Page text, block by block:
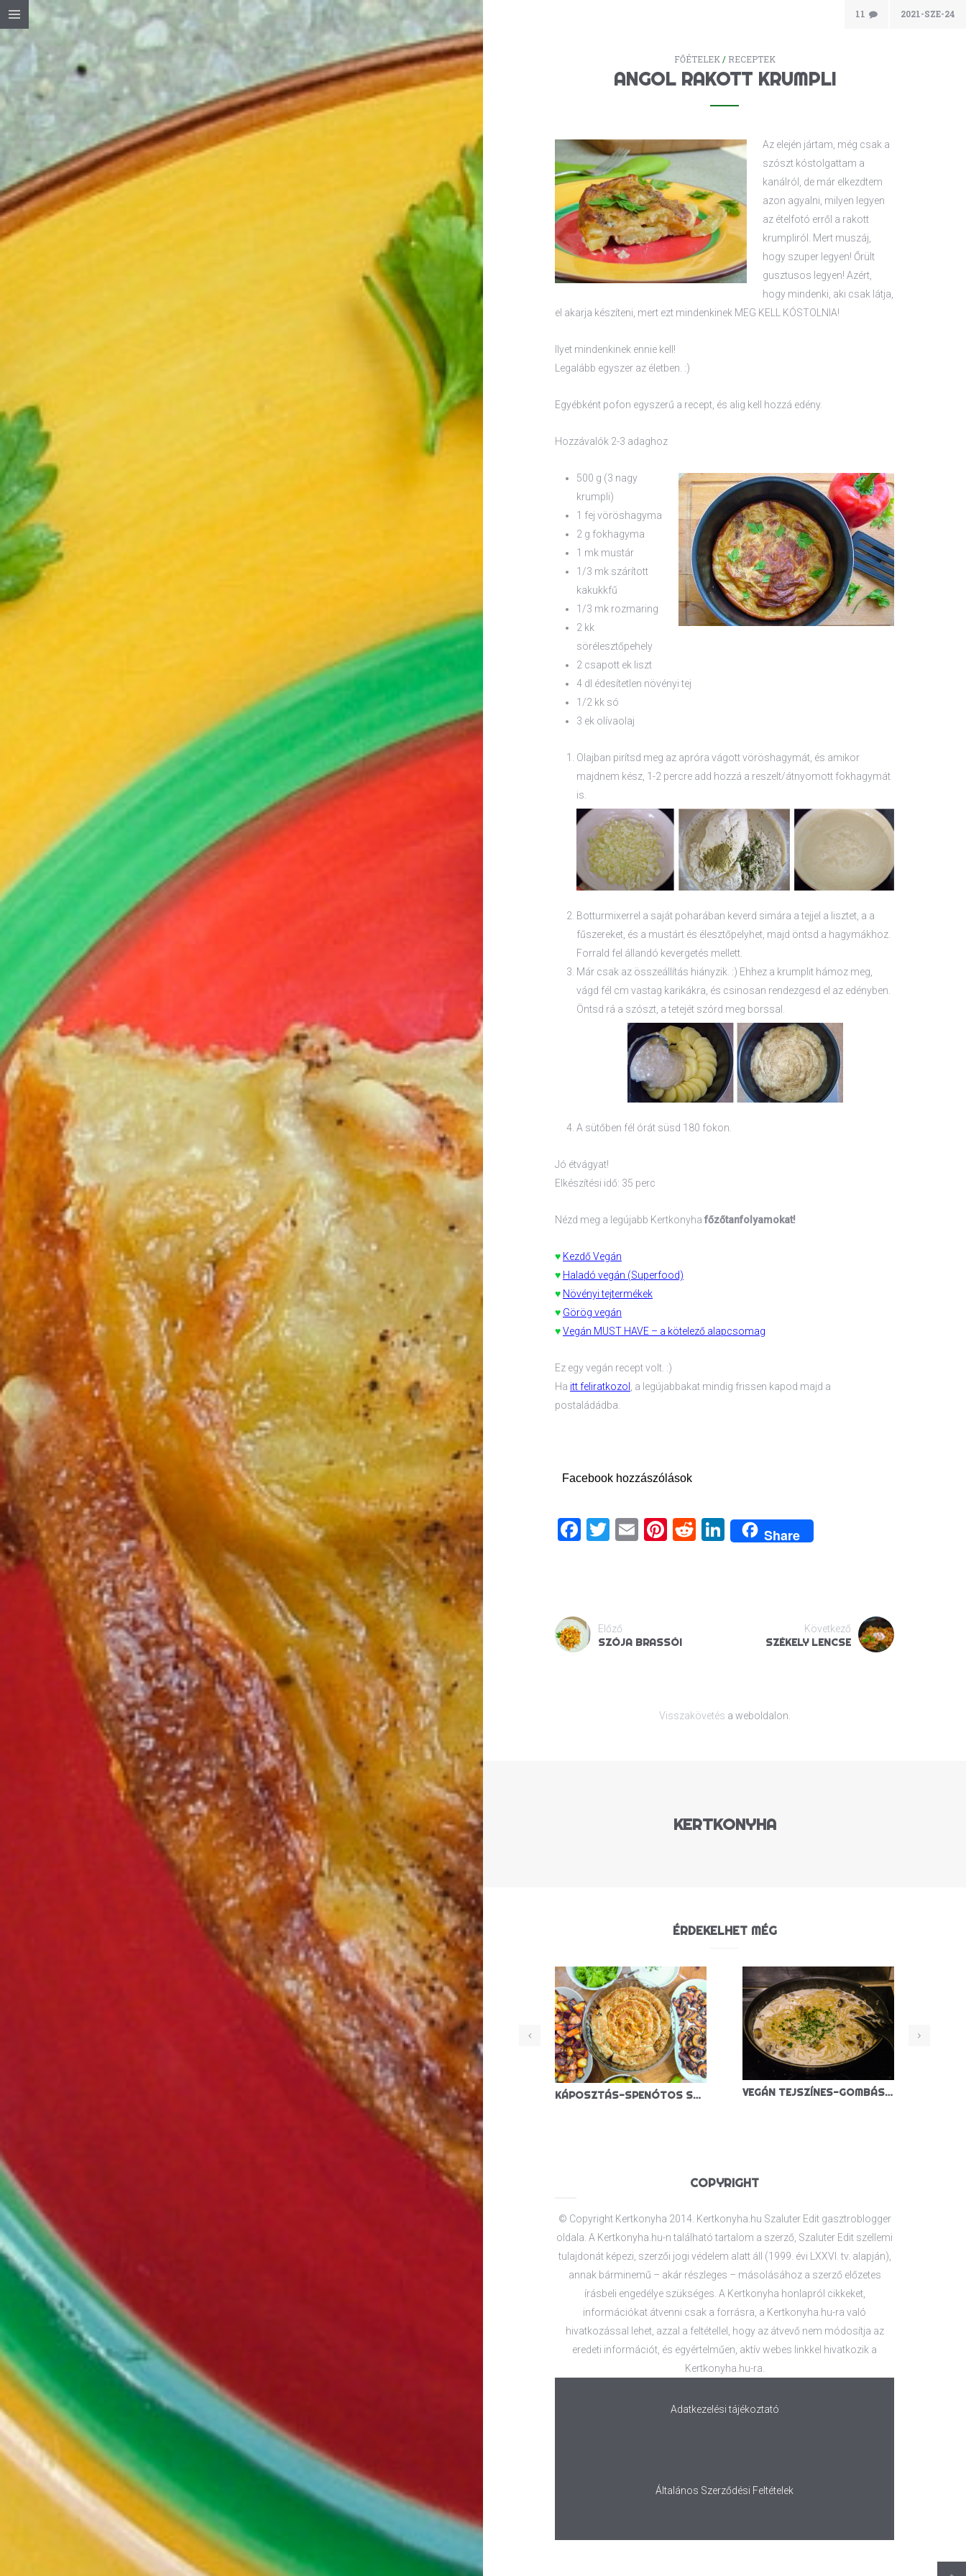
11 2021-SZE-24
FŐÉTELEK/ RECEPTEK
ANGOL RAKOTT KRUMPLI
Az elején jártam, még csak a
szószt kóstolgattam a
kanálról, de már elkezdtem
azon agyalni, milyen legyen
az ételfotó erről a rakott
krumpliról. Mert muszáj,
hogy szuper legyen! Őrült
gusztusos legyen! Azért,
hogy mindenki, aki csak látja,
el akarja készíteni, mert ezt mindenkinek MEG KELL KÓSTOLNIA!
Ilyet mindenkinek ennie kell!
Legalább egyszer az életben. :)
Egyébként pofon egyszerű a recept, és alig kell hozzá edény.
Hozzávalók 2-3 adaghoz
500 g (3 nagy
krumpli)
1 fej vöröshagyma
2 g fokhagyma
1 mk mustár
1/3 mk szárított
kakukkfű
1/3 mk rozmaring
2 kk
sörélesztőpehely
2 csapott ek liszt
4 dl édesítetlen növényi tej
1/2 kk só
3 ek olívaolaj
Olajban pirítsd meg az apróra vágott vöröshagymát, és amikor
majdnem kész, 1-2 percre add hozzá a reszelt/átnyomott fokhagymát
is.
Botturmixerrel a saját poharában keverd simára a tejjel a lisztet, a a
fűszereket, és a mustárt és élesztőpelyhet, majd öntsd a hagymákhoz.
Forrald fel állandó kevergetés mellett.
Már csak az összeállítás hiányzik. :) Ehhez a krumplit hámoz meg,
vágd fél cm vastag karikákra, és csinosan rendezgesd el az edényben.
Öntsd rá a szószt, a tetejét szórd meg borssal.
A sütőben fél órát süsd 180 fokon.
Jó étvágyat!
Elkészítési idő: 35 perc
Nézd meg a legújabb Kertkonyha főzőtanfolyamokat!
♥ Kezdő Vegán
♥ Haladó vegán (Superfood)
♥ Növényi tejtermékek
♥ Görög vegán
♥Vegán MUST HAVE – a kötelező alapcsomag
Ez egy vegán recept volt. :)
Ha itt feliratkozol
, a legújabbakat mindig frissen kapod majd a
postaládádba.
Facebook hozzászólások
Facebook
Twitter
EmailPinterest
RedditLinkedIn
Share
Előző
SZÓJA BRASSÓI
Következő
SZÉKELY LENCSE
Visszakövetés a weboldalon.
KERTKONYHA
ÉRDEKELHET MÉG
KÁPOSZTÁS-SPENÓTOS SPANAKOPITA VEGÁN TEJSZÍNES-GOMBÁS TÉSZTA
SZÉKELYKÁPOSZTA (VEGÁN)
COPYRIGHT
© Copyright Kertkonyha 2014. Kertkonyha.hu Szaluter Edit gasztroblogger
oldala. A Kertkonyha.hu-n található tartalom a szerző, Szaluter Edit szellemi
tulajdonát képezi, szerzői jogi védelem alatt áll (1999. évi LXXVI. tv. alapján),
annak bárminemű – akár részleges – másolásához a szerző előzetes
írásbeli engedélye szükséges. A Kertkonyha honlapról cikkeket,
információkat átvenni csak a forrásra, a Kertkonyha.hu-ra való
hivatkozással lehet, azzal a feltétellel, hogy az átvevő nem módosítja az
eredeti információt, és egyértelműen, aktív webes linkkel hivatkozik a
Kertkonyha.hu-ra.
Adatkezelési tájékoztató
Általános Szerződési Feltételek